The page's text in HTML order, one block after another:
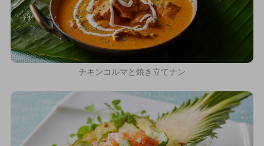
チキンコルマと焼き立てナン